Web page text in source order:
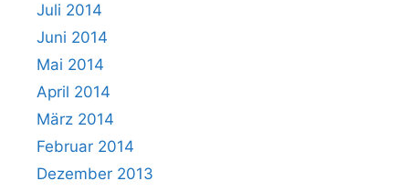
Juli 2014
Juni 2014
Mai 2014
April 2014
März 2014
Februar 2014
Dezember 2013